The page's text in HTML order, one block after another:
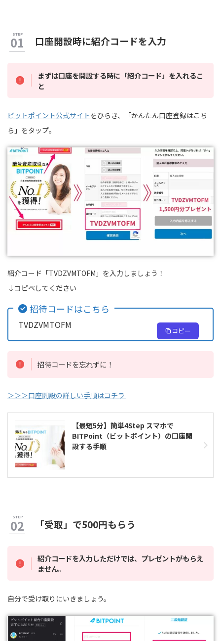
口座開設時に紹介コードを入力
まずは口座を開設する時に「紹介コード」を入れるこ
と
ビットポイント公式サイトをひらき、「かんたん口座登録はこち
ら」をタップ。
紹介コード「TVDZVMTOFM」を入力しましょう！
↓コピペしてください
招待コードはこちら
TVDZVMTOFM
コピー
招待コードを忘れずに！
＞＞＞口座開設の詳しい手順はコチラ
【最短5分】簡単4Step スマホで
BITPoint（ビットポイント）の口座開
設する手順
「受取」で500円もらう
紹介コードを入力しただけでは、プレゼントがもらえ
ません。
自分で受け取りにいきましょう。